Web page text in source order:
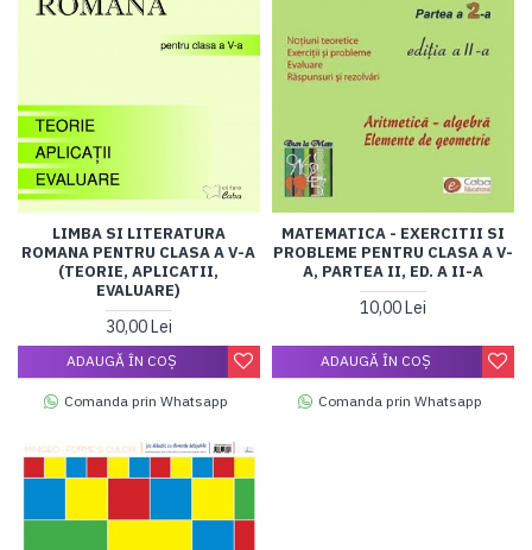
LIMBA SI LITERATURA
ROMANA PENTRU CLASA A V-A
(TEORIE, APLICATII,
EVALUARE)
30,00 Lei
ADAUGĂ ÎN COŞ
Comanda prin Whatsapp
MATEMATICA - EXERCITII SI
PROBLEME PENTRU CLASA A V-
A, PARTEA II, ED. A II-A
10,00 Lei
ADAUGĂ ÎN COŞ
Comanda prin Whatsapp